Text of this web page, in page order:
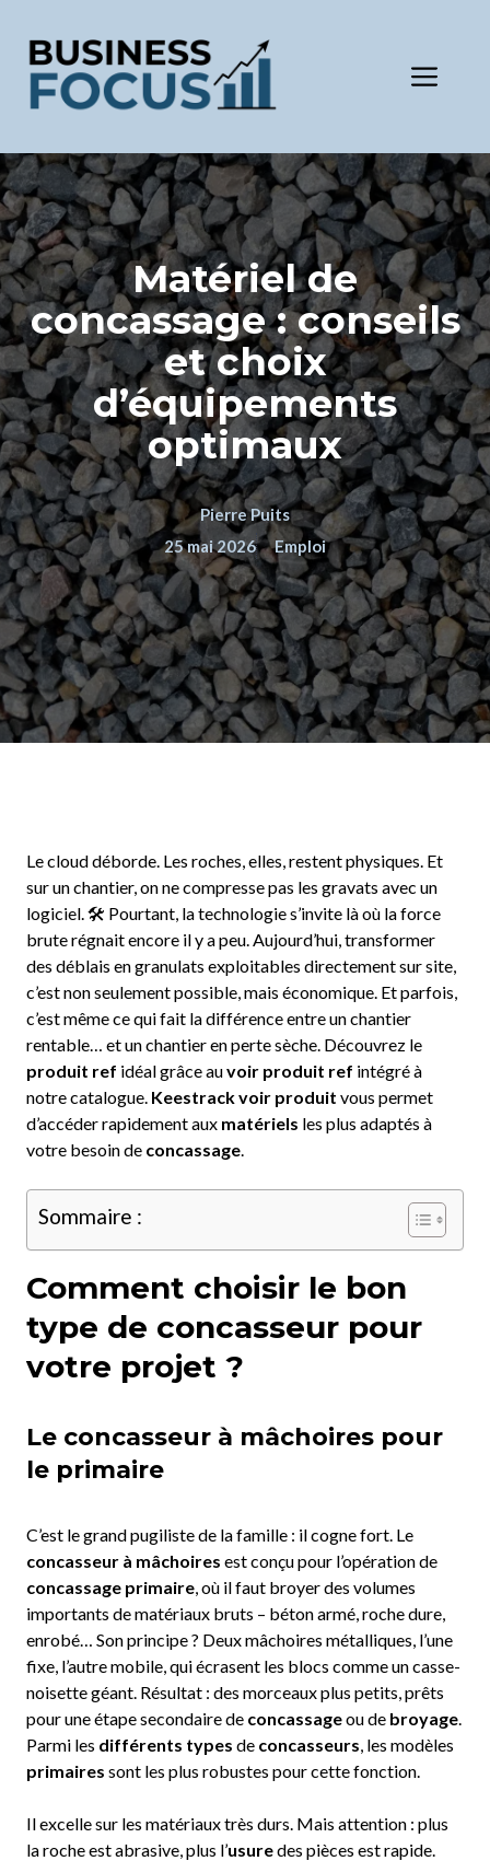
contenu
Matériel de
concassage : conseils
et choix
d’équipements
optimaux
Pierre Puits
25 mai 2026
Emploi
Le cloud déborde. Les roches, elles, restent physiques. Et
sur un chantier, on ne compresse pas les gravats avec un
logiciel. 🛠️ Pourtant, la technologie s’invite là où la force
brute régnait encore il y a peu. Aujourd’hui, transformer
des déblais en granulats exploitables directement sur site,
c’est non seulement possible, mais économique. Et parfois,
c’est même ce qui fait la différence entre un chantier
rentable… et un chantier en perte sèche. Découvrez le
produit ref idéal grâce auvoir produit ref intégré à
notre catalogue. Keestrack voir produit vous permet
d’accéder rapidement aux matériels les plus adaptés à
votre besoin de concassage.
Sommaire :
Comment choisir le bon
type de concasseur pour
votre projet ?
Le concasseur à mâchoires pour
le primaire
C’est le grand pugiliste de la famille : il cogne fort. Le
concasseur à mâchoires est conçu pour l’opération de
concassage primaire, où il faut broyer des volumes
importants de matériaux bruts – béton armé, roche dure,
enrobé… Son principe ? Deux mâchoires métalliques, l’une
fixe, l’autre mobile, qui écrasent les blocs comme un casse-
noisette géant. Résultat : des morceaux plus petits, prêts
pour une étape secondaire de concassageou de broyage.
Parmi les différents types de concasseurs, les modèles
primaires sont les plus robustes pour cette fonction.
Il excelle sur les matériaux très durs. Mais attention : plus
la roche est abrasive, plus l’usuredes pièces est rapide.